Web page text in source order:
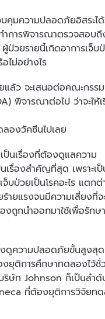
คุมความปลอดภัยอิสระไ
การพิจารณาตรวจสอบถึ
ป่วยรายนี้เกิดอาการเจ็บ
ไม่อย่างไร
แล้ว จะเสนอต่อคณะกรรม
พิจารณาต่อไป ว่าจะให้
องวัคซีนไปเลย
ป็นเรื่องที่ต้องดูแลความ
รื่องสำคัญที่สุด เพราะเ
จ็บป่วยเป็นโรคอะไร แตก
ายแรงจนมีความเสี่ยงที่
งถูกนำออกมาใช้เพื่อรักษ
ดูความปลอดภัยขั้นสูงสุด
ยุติการศึกษาทดลองไว้ชั่
ริษัท Johnson ก็เป็นลำ
ที่ต้องยุติการวิจัยทด